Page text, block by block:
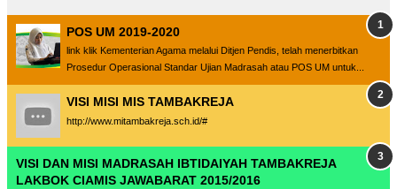
POS UM 2019-2020
link klik Kementerian Agama melalui Ditjen Pendis, telah menerbitkan
Prosedur Operasional Standar Ujian Madrasah atau POS UM untuk...
VISI MISI MIS TAMBAKREJA
http://www.mitambakreja.sch.id/#
VISI DAN MISI MADRASAH IBTIDAIYAH TAMBAKREJA
LAKBOK CIAMIS JAWABARAT 2015/2016